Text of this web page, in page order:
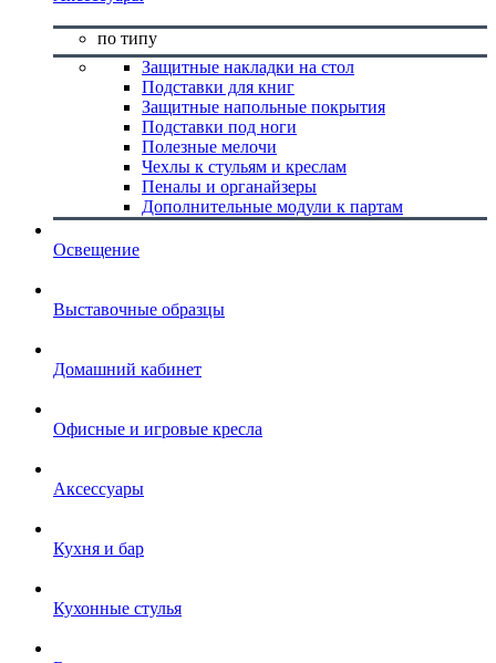
по типу
Защитные накладки на стол
Подставки для книг
Защитные напольные покрытия
Подставки под ноги
Полезные мелочи
Чехлы к стульям и креслам
Пеналы и органайзеры
Дополнительные модули к партам
Освещение
Выставочные образцы
Домашний кабинет
Офисные и игровые кресла
Аксессуары
Кухня и бар
Кухонные стулья